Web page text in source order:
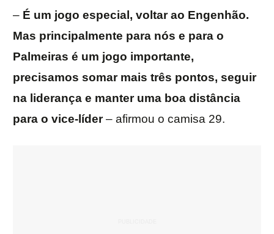
– É um jogo especial, voltar ao Engenhão.
Mas principalmente para nós e para o
Palmeiras é um jogo importante,
precisamos somar mais três pontos, seguir
na liderança e manter uma boa distância
para o vice-líder– afirmou o camisa 29.